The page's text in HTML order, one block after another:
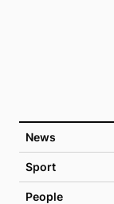
News
Sport
People